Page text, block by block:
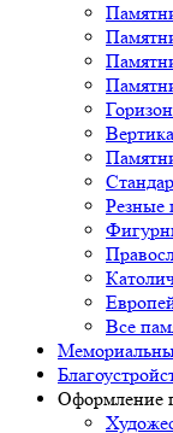
Резные
Все
Оформление